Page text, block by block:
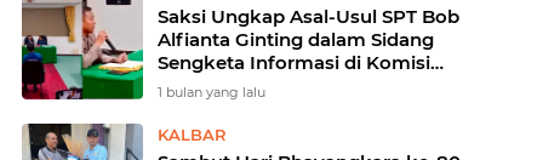
Saksi Ungkap Asal-Usul SPT Bob
Alfianta Ginting dalam Sidang
Sengketa Informasi di Komisi
Informasi Kalbar
1 bulan yang lalu
KALBAR